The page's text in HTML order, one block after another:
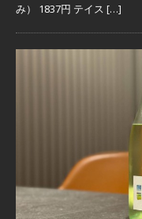
み） 1837円 テイス […]